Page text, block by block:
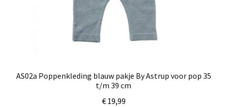
AS02a Poppenkleding blauw pakje By Astrup voor pop 35
t/m 39 cm
€19,99